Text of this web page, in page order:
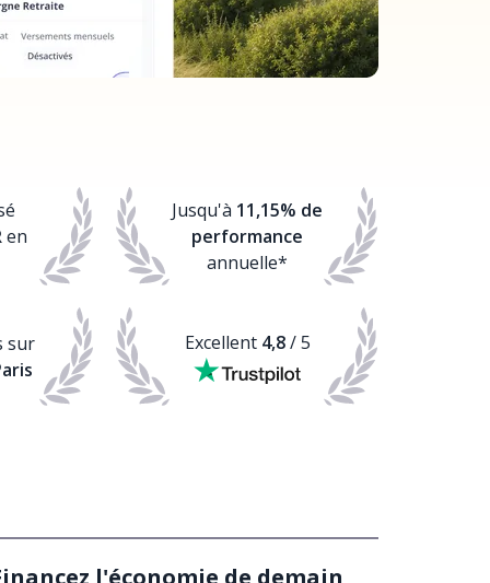
en
Jusqu'à 11,15% de
performance
annuelle*
sur
Excellent 4,8/ 5
l'économie de demain